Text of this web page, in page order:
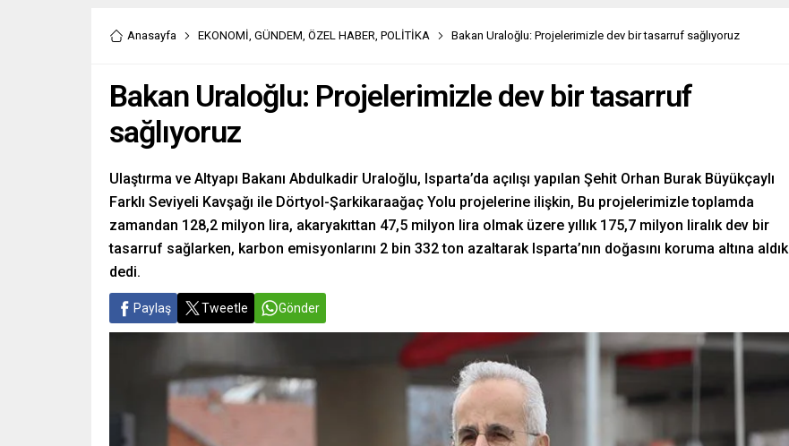
Anasayfa EKONOMİ, GÜNDEM, ÖZEL HABER, POLİTİKA Bakan Uraloğlu: Projelerimizle dev bir tasarruf sağlıyoruz
Bakan Uraloğlu: Projelerimizle dev bir tasarruf
sağlıyoruz
Ulaştırma ve Altyapı Bakanı Abdulkadir Uraloğlu, Isparta’da açılışı yapılan Şehit Orhan Burak Büyükçaylı
Farklı Seviyeli Kavşağı ile Dörtyol-Şarkikaraağaç Yolu projelerine ilişkin, Bu projelerimizle toplamda
zamandan 128,2 milyon lira, akaryakıttan 47,5 milyon lira olmak üzere yıllık 175,7 milyon liralık dev bir
tasarruf sağlarken, karbon emisyonlarını 2 bin 332 ton azaltarak Isparta’nın doğasını koruma altına aldık
dedi.
Paylaş Tweetle Gönder